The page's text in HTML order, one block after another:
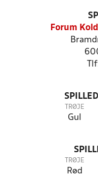
Forum
TRØJE
Gul
TRØJE
Rød